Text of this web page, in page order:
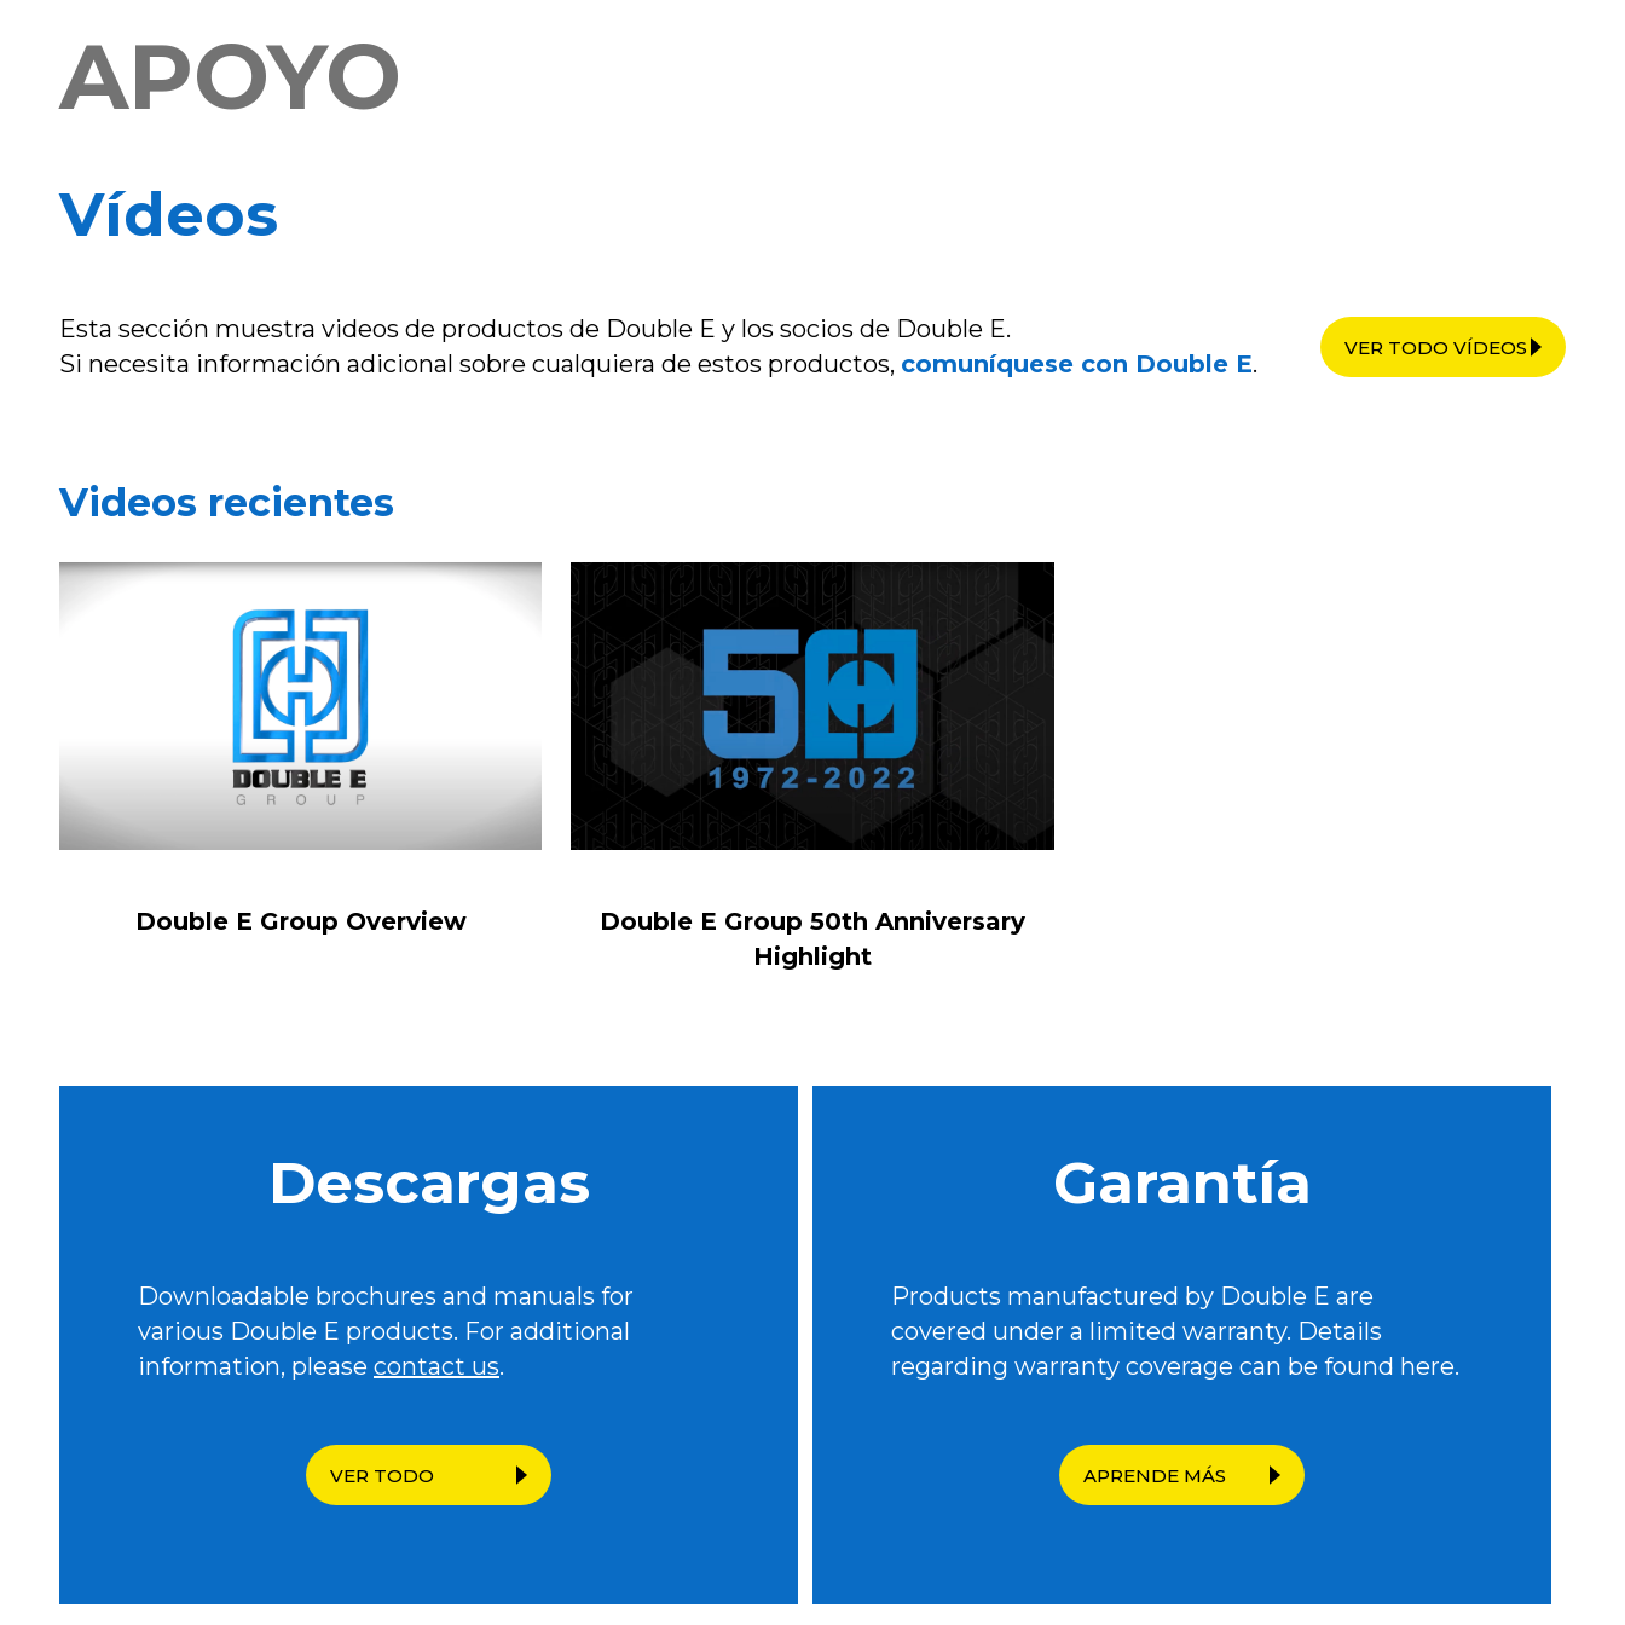
APOYO
Vídeos
Esta sección muestra videos de productos de Double E y los socios de Double E.
Si necesita información adicional sobre cualquiera de estos productos, comuníquese con Double E.
VER TODO VÍDEOS
Videos recientes
Double E Group Overview
Double E Group 50th Anniversary
Highlight
Descargas
Downloadable brochures and manuals for
various Double E products. For additional
information, please contact us.
VER TODO
Garantía
Products manufactured by Double E are
covered under a limited warranty. Details
regarding warranty coverage can be found here.
APRENDE MÁS